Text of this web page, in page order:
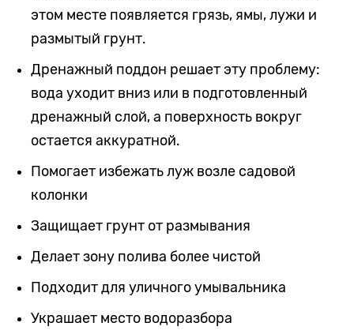
этом месте появляется грязь, ямы, лужи и
размытый грунт.
Дренажный поддон решает эту проблему:
вода уходит вниз или в подготовленный
дренажный слой, а поверхность вокруг
остается аккуратной.
Помогает избежать луж возле садовой
колонки
Защищает грунт от размывания
Делает зону полива более чистой
Подходит для уличного умывальника
Украшает место водоразбора